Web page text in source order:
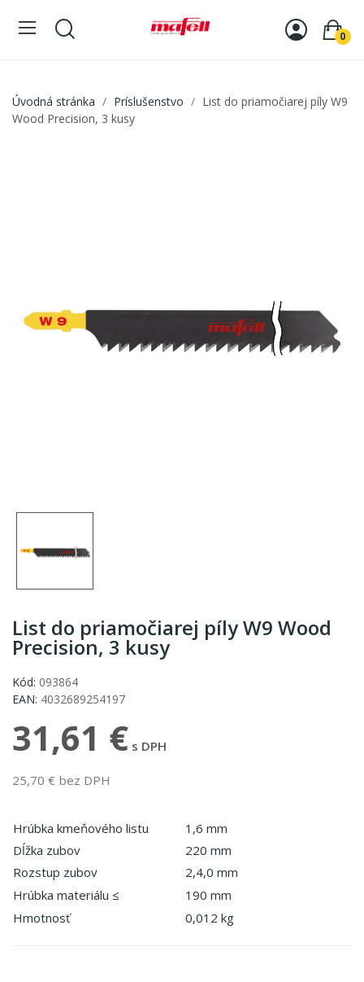
0
Úvodná stránka Príslušenstvo
List do priamočiarej píly W9
Wood Precision, 3 kusy
List do priamočiarej píly W9 Wood
Precision, 3 kusy
Kód: 093864
EAN: 4032689254197
31,61 € s DPH
25,70 € bez DPH
Hrúbka kmeňového listu
1,6 mm
Dĺžka zubov
220 mm
Rozstup zubov
2,4,0 mm
Hrúbka materiálu ≤
190 mm
Hmotnosť
0,012 kg